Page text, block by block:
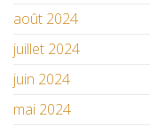
août 2024
juillet 2024
juin 2024
mai 2024